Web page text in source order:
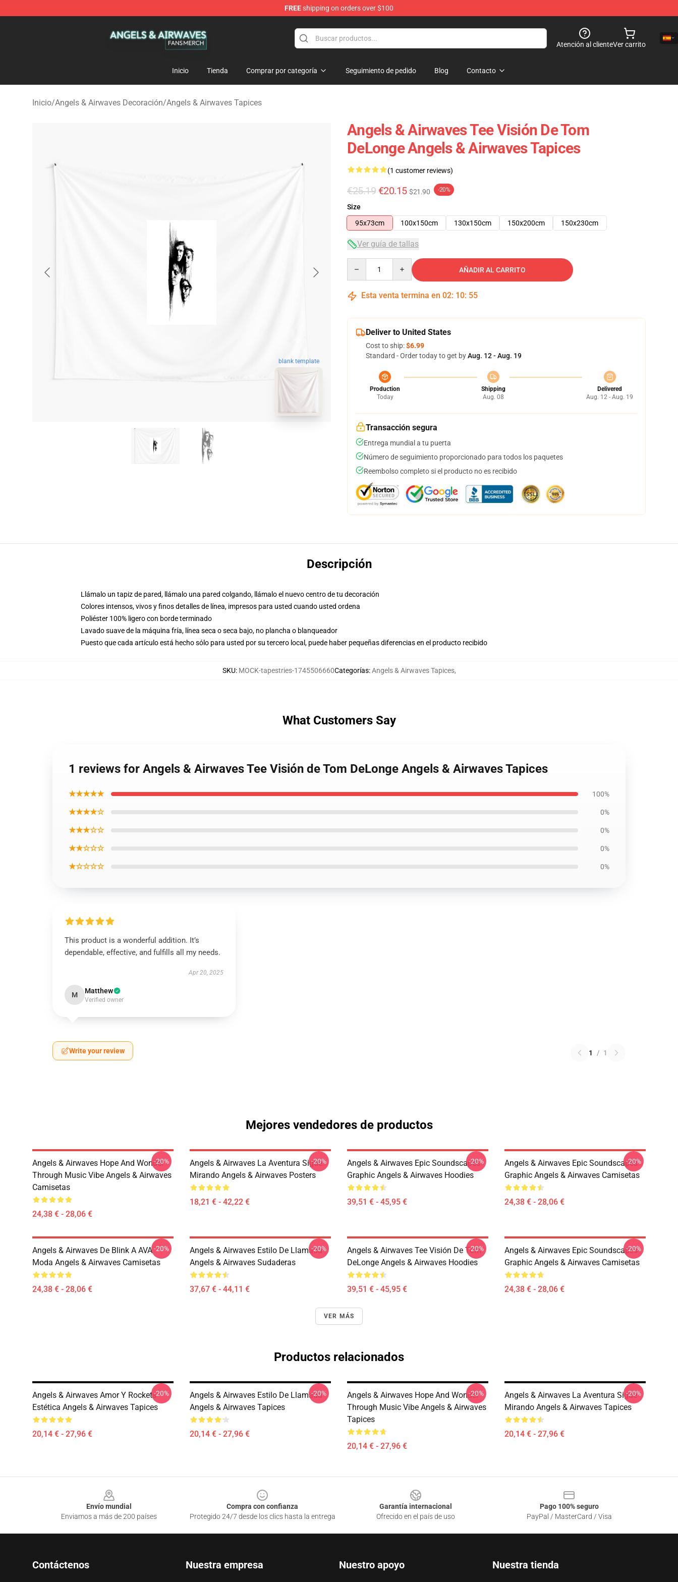
FREEshipping on orders over $100
Atención al clienteVer carrito
Inicio Tienda Comprar por categoría Seguimiento de pedido Blog Contacto
Inicio/Angels & Airwaves Decoración/Angels & Airwaves Tapices
blank template
Angels & Airwaves Tee Visión De Tom
DeLonge Angels & Airwaves Tapices
(1 customer reviews)
€25.19 €20.15 $21.90 -20%
Size
95x73cm
100x150cm 130x150cm 150x200cm 150x230cm
Ver guía de tallas
AÑADIR AL CARRITO
Esta venta termina en 02: 10: 54
Deliver to United States
Cost to ship:$6.99
Standard - Order today to get byAug. 12 - Aug. 19
Production
Today
Shipping
Aug. 08
Delivered
Aug. 12 - Aug. 19
Transacción segura
Entrega mundial a tu puerta
Número de seguimiento proporcionado para todos los paquetes
Reembolso completo si el producto no es recibido
Descripción
Llámalo un tapiz de pared, llámalo una pared colgando, llámalo el nuevo centro de tu decoración
Colores intensos, vivos y finos detalles de línea, impresos para usted cuando usted ordena
Poliéster 100% ligero con borde terminado
Lavado suave de la máquina fría, línea seca o seca bajo, no plancha o blanqueador
Puesto que cada artículo está hecho sólo para usted por su tercero local, puede haber pequeñas diferencias en el producto recibido
SKU: MOCK-tapestries-1745506660Categorías:Angels & Airwaves Tapices,
What Customers Say
1 reviews for Angels & Airwaves Tee Visión de Tom DeLonge Angels & Airwaves Tapices
★★★★★ 100%
★★★★☆ 0%
★★★☆☆ 0%
★★☆☆☆ 0%
★☆☆☆☆ 0%
This product is a wonderful addition. It’s
dependable, effective, and fulfills all my needs.
Apr 20, 2025
M Matthew
Verified owner
Write your review 1 / 1
Mejores vendedores de productos
Angels & Airwaves Hope And Wonder
Through Music Vibe Angels & Airwaves
Camisetas
24,38 € - 28,06 €
-20%
Angels & Airwaves La Aventura Sigue
Mirando Angels & Airwaves Posters
18,21 € - 42,22 €
-20%
Angels & Airwaves Epic Soundscapes
Graphic Angels & Airwaves Hoodies
39,51 € - 45,95 €
-20%
Angels & Airwaves Epic Soundscapes
Graphic Angels & Airwaves Camisetas
24,38 € - 28,06 €
-20%
Angels & Airwaves De Blink A AVA
Moda Angels & Airwaves Camisetas
24,38 € - 28,06 €
-20%
Angels & Airwaves Estilo De Llamada
Angels & Airwaves Sudaderas
37,67 € - 44,11 €
-20%
Angels & Airwaves Tee Visión De Tom
DeLonge Angels & Airwaves Hoodies
39,51 € - 45,95 €
-20%
Angels & Airwaves Epic Soundscapes
Graphic Angels & Airwaves Camisetas
24,38 € - 28,06 €
-20%
VER MÁS
Productos relacionados
Angels & Airwaves Amor Y Rockets
Estética Angels & Airwaves Tapices
20,14 € - 27,96 €
-20%
Angels & Airwaves Estilo De Llamada
Angels & Airwaves Tapices
20,14 € - 27,96 €
-20%
Angels & Airwaves Hope And Wonder
Through Music Vibe Angels & Airwaves
Tapices
20,14 € - 27,96 €
-20%
Angels & Airwaves La Aventura Sigue
Mirando Angels & Airwaves Tapices
20,14 € - 27,96 €
-20%
Envío mundial
Enviamos a más de 200 países
Compra con confianza
Protegido 24/7 desde los clics hasta la entrega
Garantía internacional
Ofrecido en el país de uso
Pago 100% seguro
PayPal / MasterCard / Visa
Contáctenos Nuestra empresa Nuestro apoyo Nuestra tienda